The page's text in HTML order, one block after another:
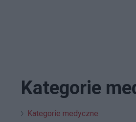
Kategorie
Kategorie medyczne